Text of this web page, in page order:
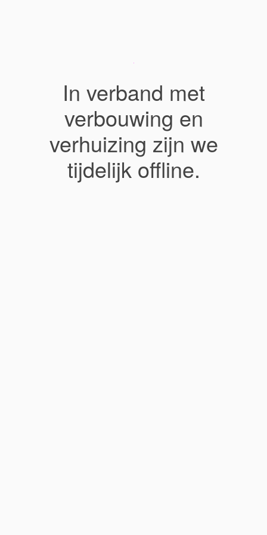
In verband met
verbouwing en
verhuizing zijn we
tijdelijk offline.